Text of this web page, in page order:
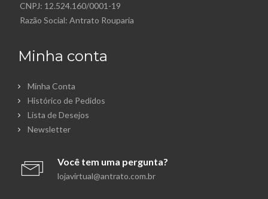
CNPJ: 12.524.160/0001-19
Razão Social: Antrato Rouparia
Minha conta
Minha Conta
Histórico de Pedidos
Lista de Desejos
Newsletter
Você tem uma pergunta?
lojavirtual@antrato.com.br